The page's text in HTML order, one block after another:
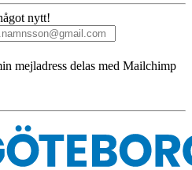
nytt!
mejladress delas med Mailchimp